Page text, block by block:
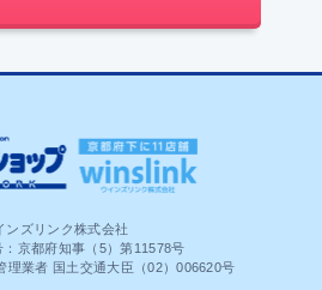
ンズリンク株式会社
：京都府知事（5）第11578号
理業者 国土交通大臣（02）006620号